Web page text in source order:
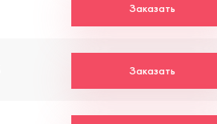
Заказать
Заказать